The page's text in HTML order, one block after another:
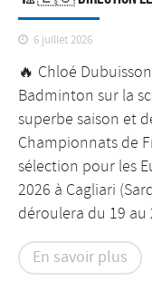
6 juillet 2026
🔥 Chloé
Badminton sur la
superbe saison et
Championnats de
sélection pour les
2026 à Cagliari
déroulera du 19 au
En savoir plus